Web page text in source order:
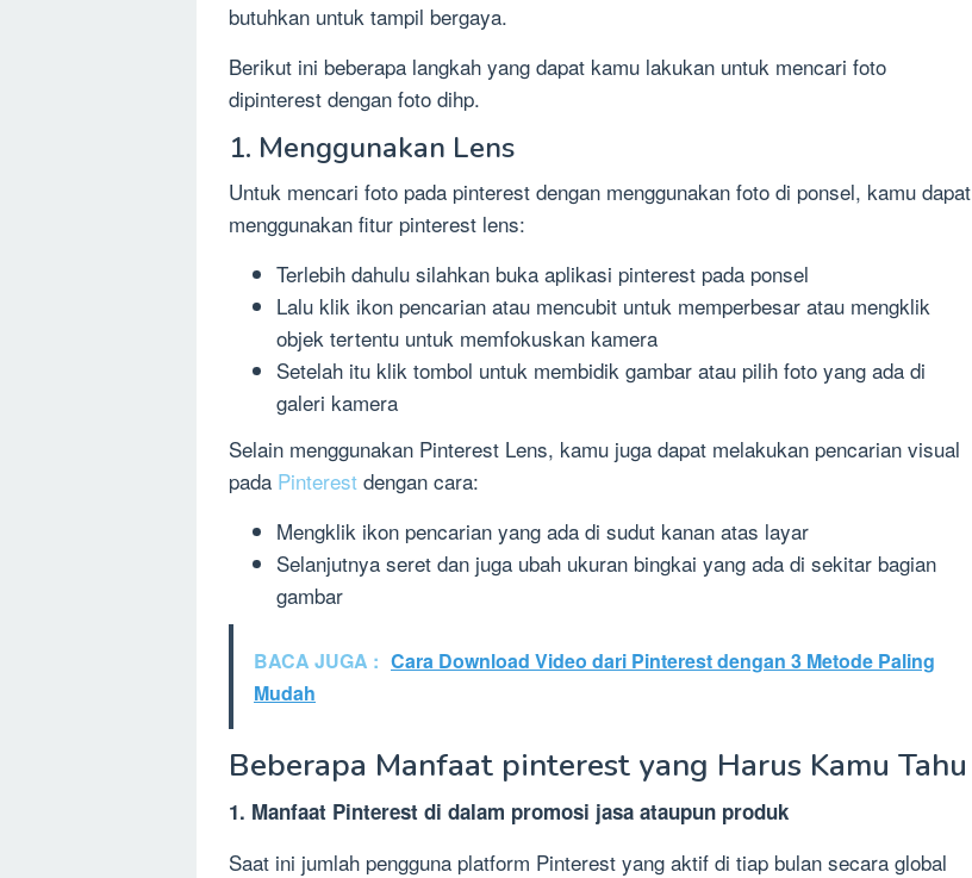
butuhkan untuk tampil bergaya.
Berikut ini beberapa langkah yang dapat kamu lakukan untuk mencari foto
dipinterest dengan foto dihp.
1. Menggunakan Lens
Untuk mencari foto pada pinterest dengan menggunakan foto di ponsel, kamu dapat
menggunakan fitur pinterest lens:
Terlebih dahulu silahkan buka aplikasi pinterest pada ponsel
Lalu klik ikon pencarian atau mencubit untuk memperbesar atau mengklik
objek tertentu untuk memfokuskan kamera
Setelah itu klik tombol untuk membidik gambar atau pilih foto yang ada di
galeri kamera
Selain menggunakan Pinterest Lens, kamu juga dapat melakukan pencarian visual
pada Pinterest dengan cara:
Mengklik ikon pencarian yang ada di sudut kanan atas layar
Selanjutnya seret dan juga ubah ukuran bingkai yang ada di sekitar bagian
gambar
BACA JUGA : Cara Download Video dari Pinterest dengan 3 Metode Paling
Mudah
Beberapa Manfaat pinterest yang Harus Kamu Tahu
1. Manfaat Pinterest di dalam promosi jasa ataupun produk
Saat ini jumlah pengguna platform Pinterest yang aktif di tiap bulan secara global